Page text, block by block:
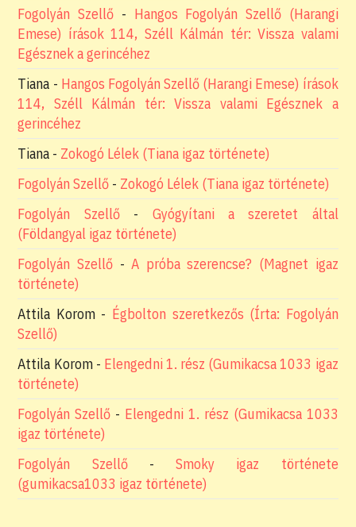
Fogolyán Szellő - Hangos Fogolyán Szellő (Harangi
Emese) írások 114, Széll Kálmán tér: Vissza valami
Egésznek a gerincéhez
Tiana - Hangos Fogolyán Szellő (Harangi Emese) írások
114, Széll Kálmán tér: Vissza valami Egésznek a
gerincéhez
Tiana - Zokogó Lélek (Tiana igaz története)
Fogolyán Szellő - Zokogó Lélek (Tiana igaz története)
Fogolyán Szellő- Gyógyítani a szeretet által
(Földangyal igaz története)
Fogolyán Szellő -A próba szerencse? (Magnet igaz
története)
Attila Korom- Égbolton szeretkezős (Írta: Fogolyán
Szellő)
Attila Korom- Elengedni 1. rész (Gumikacsa 1033 igaz
története)
Fogolyán Szellő - Elengedni 1. rész (Gumikacsa 1033
igaz története)
Fogolyán Szellő-Smoky igaz története
(gumikacsa1033 igaz története)